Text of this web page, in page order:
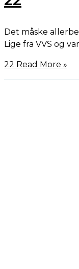
Det måske
Lige fra VVS og
22 Read More »